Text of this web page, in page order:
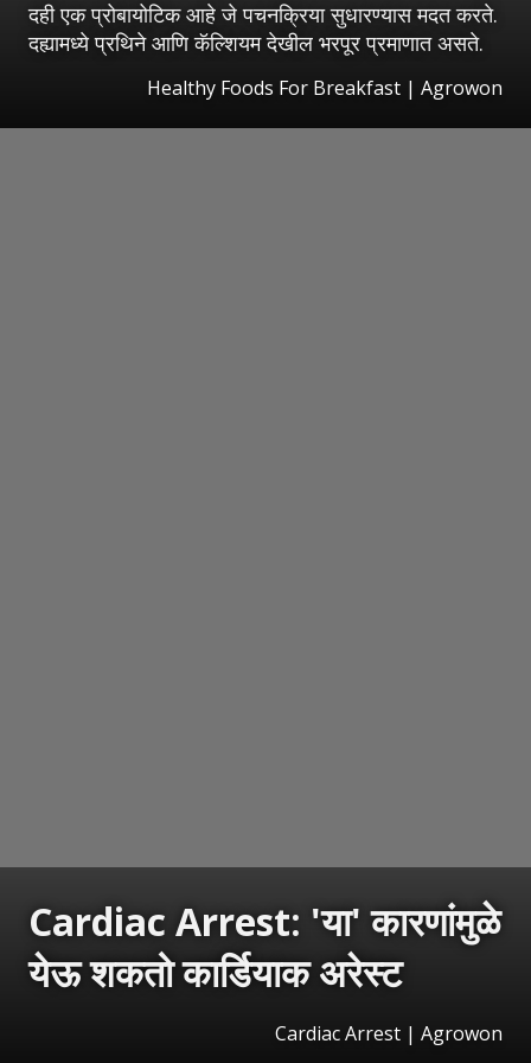
दही एक प्रोबायोटिक आहे जे पचनक्रिया सुधारण्यास मदत करते.
दह्यामध्ये प्रथिने आणि कॅल्शियम देखील भरपूर प्रमाणात असते.
Healthy Foods For Breakfast | Agrowon
Cardiac Arrest: 'या' कारणांमुळे
येऊ शकतो कार्डियाक अरेस्ट
Cardiac Arrest | Agrowon